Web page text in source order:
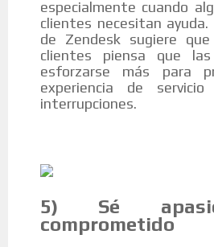
especialmente cuando
clientes necesitan ayuda.
de Zendesk sugiere
clientes piensa que
esforzarse más para
experiencia de
interrupciones.
5) Sé
comprometido